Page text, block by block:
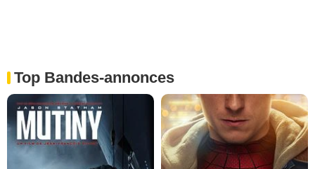
Top Bandes-annonces